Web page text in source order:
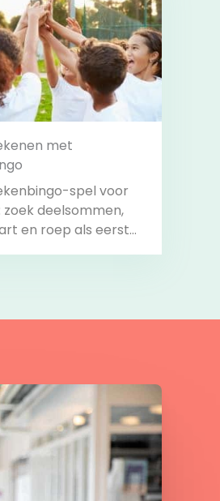
met
spel voor
zoek deelsommen,
en roep als eerste